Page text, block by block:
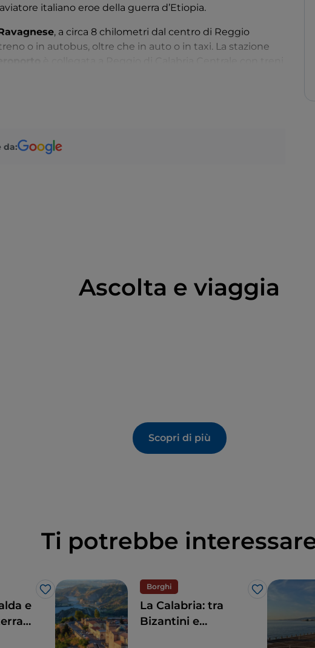
italiano eroe della guerra d’Etiopia.
, a circa 8 chilometri dal centro di Reggio
o in autobus, oltre che in auto o in taxi. La stazione
anche da molti viaggiatori che arrivano da
da:
Ascolta e viaggia
Scopri di più
Ti potrebbe
Like
e
Borghi
Like
La Calabria: tra
Bizantini e